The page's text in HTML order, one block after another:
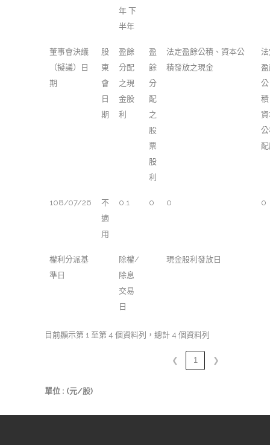
年 下
半年
董事會決議
（擬議）日
期
股
東
會
日
期
盈餘
分配
之現
金股
利
盈
餘
分
配
之
股
票
股
利
法定盈餘公積、資本公
積發放之現金
公
108/07/26
不
適
用
0.1 0 0 0
權利分派基
準日
除權/
除息
交易
日
現金股利發放日
目前顯示第 1 至第 4 個資料列，總計 4 個資料列
❮ 1 ❯
單位 : (元/股)